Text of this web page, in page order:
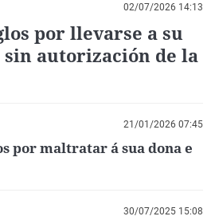
02/07/2026 14:13
por llevarse a su
sin autorización de la
21/01/2026 07:45
por maltratar á sua dona e
30/07/2025 15:08